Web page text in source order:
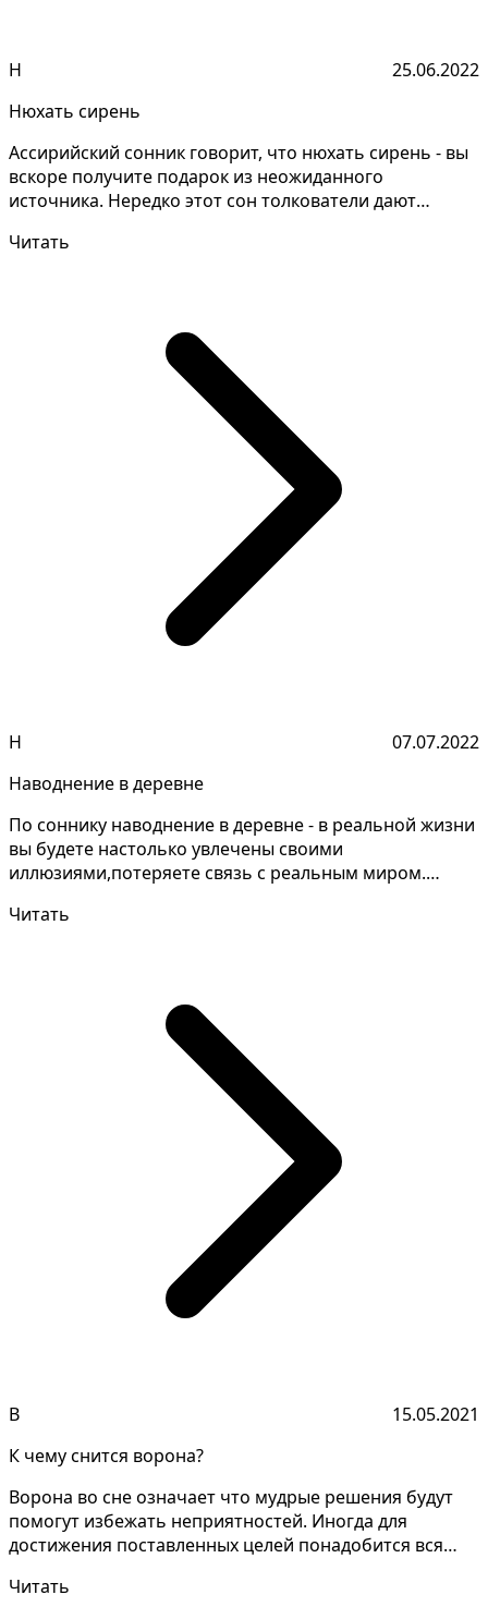
Н
25.06.2022
Нюхать сирень
Ассирийский сонник говорит, что нюхать сирень - вы
вскоре получите подарок из неожиданного
источника. Нередко этот сон толкователи дают
Читать
Н
07.07.2022
Наводнение в деревне
По соннику наводнение в деревне - в реальной жизни
вы будете настолько увлечены своими
иллюзиями,потеряете связь с реальным миром.
Читать
В
15.05.2021
К чему снится ворона?
Ворона во сне означает что мудрые решения будут
помогут избежать неприятностей. Иногда для
достижения поставленных целей понадобится вся
Читать